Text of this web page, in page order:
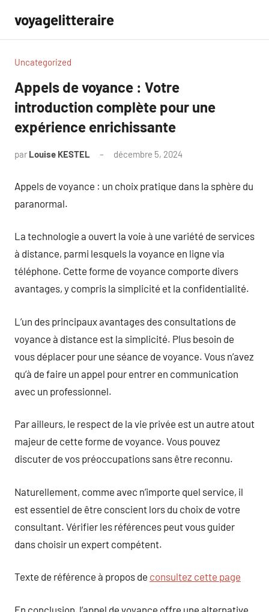
contenu
voyagelitteraire
Uncategorized
Appels de voyance : Votre
introduction complète pour une
expérience enrichissante
par Louise KESTEL décembre 5, 2024
Appels de voyance : un choix pratique dans la sphère du
paranormal.
La technologie a ouvert la voie à une variété de services
à distance, parmi lesquels la voyance en ligne via
téléphone. Cette forme de voyance comporte divers
avantages, y compris la simplicité et la confidentialité.
L’un des principaux avantages des consultations de
voyance à distance est la simplicité. Plus besoin de
vous déplacer pour une séance de voyance. Vous n’avez
qu’à de faire un appel pour entrer en communication
avec un professionnel.
Par ailleurs, le respect de la vie privée est un autre atout
majeur de cette forme de voyance. Vous pouvez
discuter de vos préoccupations sans être reconnu.
Naturellement, comme avec n’importe quel service, il
est essentiel de être conscient lors du choix de votre
consultant. Vérifier les références peut vous guider
dans choisir un expert compétent.
Texte de référence à propos de consultez cette page
En conclusion, l’appel de voyance offre une alternative